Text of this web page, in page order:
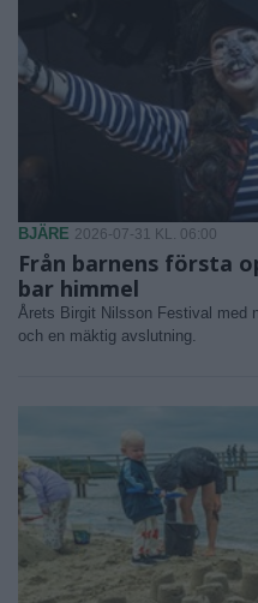
BJÄRE 2026-07-31 KL. 06:00
Från barnens första
bar himmel
Årets Birgit Nilsson Festival med
och en mäktig avslutning.